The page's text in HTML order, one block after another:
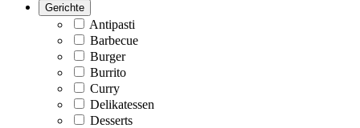
Gerichte
Antipasti
Barbecue
Burger
Burrito
Curry
Delikatessen
Desserts